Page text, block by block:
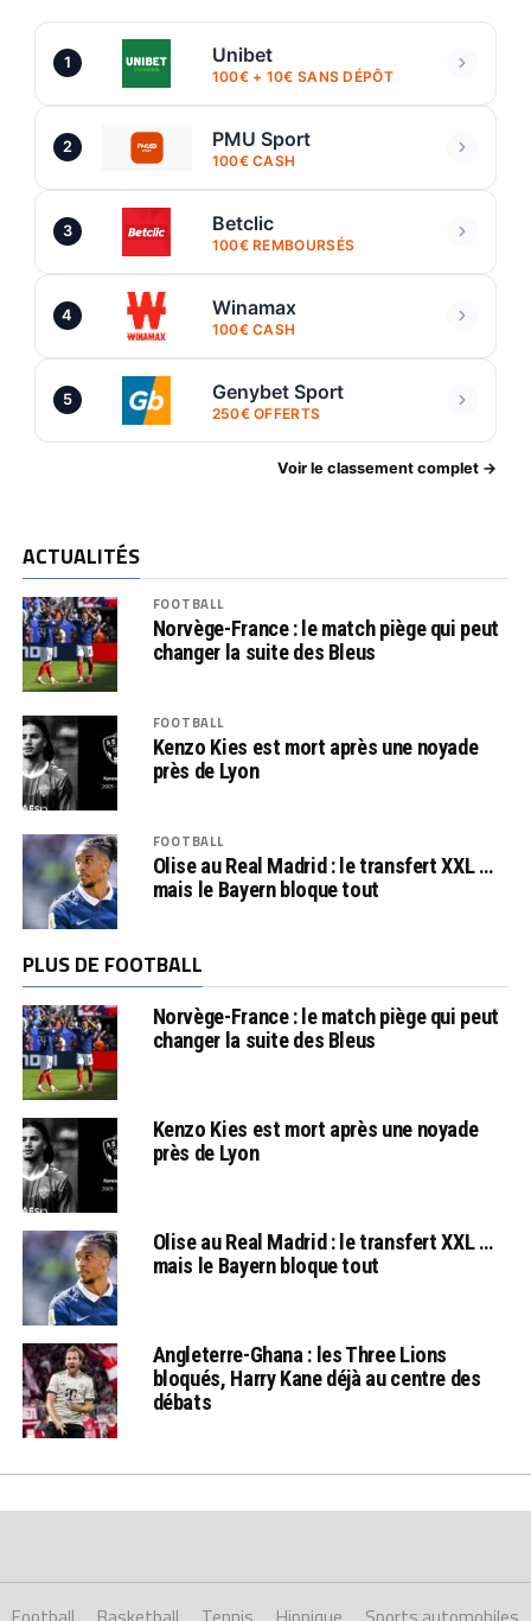
1 Unibet
100€ + 10€ SANS DÉPÔT
2 PMU Sport
100€ CASH
3 Betclic
100€ REMBOURSÉS
4 Winamax
100€ CASH
5 Genybet Sport
250€ OFFERTS
Voir le classement complet →
ACTUALITÉS
FOOTBALL
Norvège-France : le match piège qui peut
changer la suite des Bleus
FOOTBALL
Kenzo Kies est mort après une noyade
près de Lyon
FOOTBALL
Olise au Real Madrid : le transfert XXL …
mais le Bayern bloque tout
PLUS DE FOOTBALL
Norvège-France : le match piège qui peut
changer la suite des Bleus
Kenzo Kies est mort après une noyade
près de Lyon
Olise au Real Madrid : le transfert XXL …
mais le Bayern bloque tout
Angleterre-Ghana : les Three Lions
bloqués, Harry Kane déjà au centre des
débats